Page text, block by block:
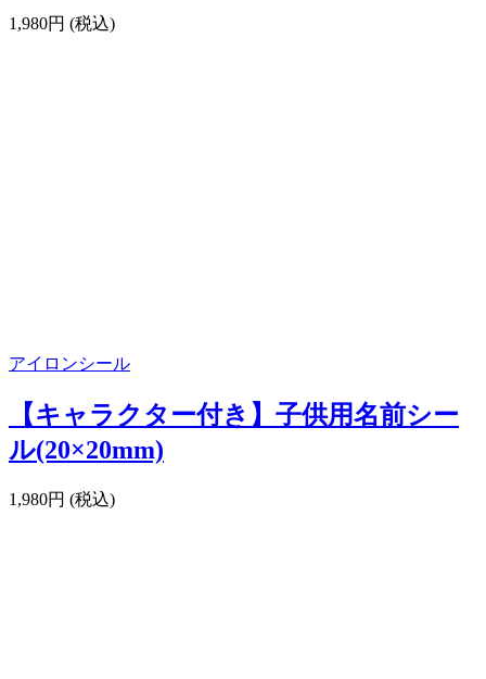
1,980円 (税込)
アイロンシール
【キャラクター付き】子供用名前シー
ル(20×20mm)
1,980円 (税込)